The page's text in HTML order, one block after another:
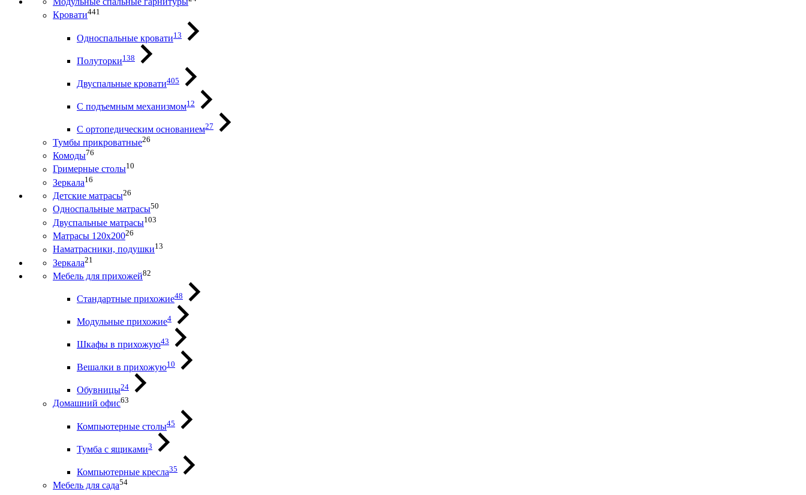
Кровати441
Односпальные кровати13
Полуторки138
Двуспальные кровати405
С подъемным механизмом12
С ортопедическим основанием27
Тумбы прикроватные26
Комоды76
Гримерные столы10
Зеркала16
Детские матрасы26
Односпальные матрасы50
Двуспальные матрасы103
Матрасы 120х20026
Наматрасники, подушки13
Зеркала21
Мебель для прихожей82
Стандартные прихожие48
Модульные прихожие4
Шкафы в прихожую43
Вешалки в прихожую10
Обувницы24
Домашний офис63
Компьютерные столы45
Тумба с ящиками3
Компьютерные кресла35
Мебель для сада54